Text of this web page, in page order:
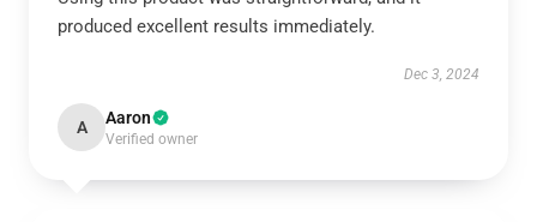
produced excellent results immediately.
Dec 3, 2024
A Aaron
Verified owner